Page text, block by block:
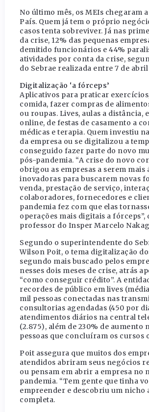
No último mês, os MEIs chegaram
País. Quem já tem o próprio
casos tenta sobreviver. Já nas
da crise, 12% das pequenas
demitido funcionários e 44%
atividades por conta da crise,
do Sebrae realizada entre 7 de abril
Digitalização ‘a fórceps’
Aplicativos para praticar
comida, fazer compras de
ou roupas. Lives, aulas a distância,
online, de festas de casamento a
médicas e terapia. Quem investiu
da empresa ou se digitalizou a
conseguido fazer parte do novo
pós-pandemia. “A crise do novo
obrigou as empresas a serem mais
inovadoras para buscarem novas
venda, prestação de serviço,
colaboradores, fornecedores e
pandemia fez com que elas
operações mais digitais a fórceps”,
professor do Insper Marcelo
Segundo o superintendente do
Wilson Poit, o tema digitalização
segundo mais buscado pelos
nesses dois meses de crise, atrás
“como conseguir crédito”. A
recordes de público em lives
mil pessoas conectadas nas
consultorias agendadas (450 por
atendimentos diários na central
(2.875), além de 230% de aumento
pessoas que concluíram os cursos
Poit assegura que muitos dos
atendidos abriram seus negócios
ou pensam em abrir a empresa no
pandemia. “Tem gente que tinha
empreender e descobriu um nicho
completa.